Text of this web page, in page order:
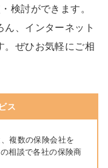
検討ができます。
ん、インターネット
。ぜひお気軽にご相
ス
複数の保険会社を
相談で各社の保険商